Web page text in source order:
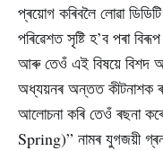
প্ৰয়োগ কৰিবলৈ লোৱা
পৰিৱেশত সৃষ্টি হ’ব পৰা
আৰু তেওঁ এই বিষয়ে বিশদ
অধ্যয়নৰ অন্তত কীটনাশক
আলোচনা কৰি তেওঁ ৰছনা
Spring)” নামৰ যুগজয়ী